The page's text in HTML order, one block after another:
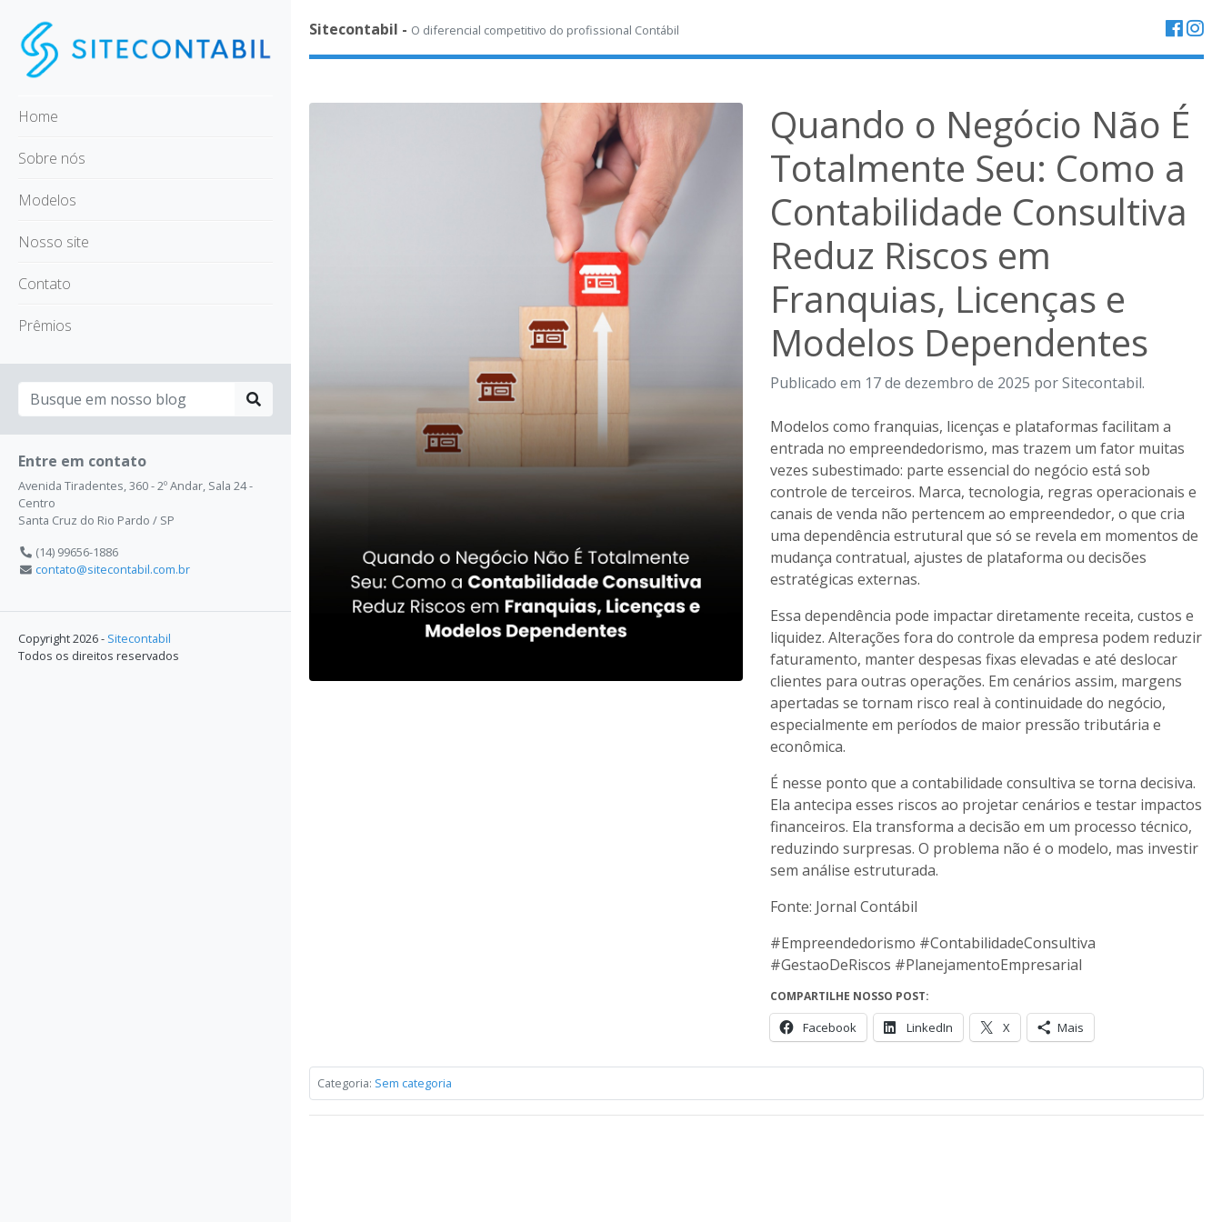
Home
Sobre nós
Modelos
Nosso site
Contato
Prêmios
Entre em contato
Avenida Tiradentes, 360 - 2º Andar, Sala 24 -
Centro
Santa Cruz do Rio Pardo / SP
(14) 99656-1886
contato@sitecontabil.com.br
Copyright 2026 - Sitecontabil
Todos os direitos reservados
Sitecontabil - O diferencial competitivo do profissional Contábil
Quando o Negócio Não É
Totalmente Seu: Como a
Contabilidade Consultiva
Reduz Riscos em
Franquias, Licenças e
Modelos Dependentes
Publicado em 17 de dezembro de 2025 por Sitecontabil.
Modelos como franquias, licenças e plataformas facilitam a
entrada no empreendedorismo, mas trazem um fator muitas
vezes subestimado: parte essencial do negócio está sob
controle de terceiros. Marca, tecnologia, regras operacionais e
canais de venda não pertencem ao empreendedor, o que cria
uma dependência estrutural que só se revela em momentos de
mudança contratual, ajustes de plataforma ou decisões
estratégicas externas.
Essa dependência pode impactar diretamente receita, custos e
liquidez. Alterações fora do controle da empresa podem reduzir
faturamento, manter despesas fixas elevadas e até deslocar
clientes para outras operações. Em cenários assim, margens
apertadas se tornam risco real à continuidade do negócio,
especialmente em períodos de maior pressão tributária e
econômica.
É nesse ponto que a contabilidade consultiva se torna decisiva.
Ela antecipa esses riscos ao projetar cenários e testar impactos
financeiros. Ela transforma a decisão em um processo técnico,
reduzindo surpresas. O problema não é o modelo, mas investir
sem análise estruturada.
Fonte: Jornal Contábil
#Empreendedorismo #ContabilidadeConsultiva
#GestaoDeRiscos #PlanejamentoEmpresarial
COMPARTILHE NOSSO POST:
Facebook LinkedIn X Mais
Categoria: Sem categoria